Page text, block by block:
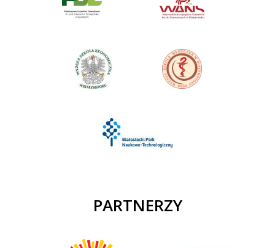
PARTNERZY